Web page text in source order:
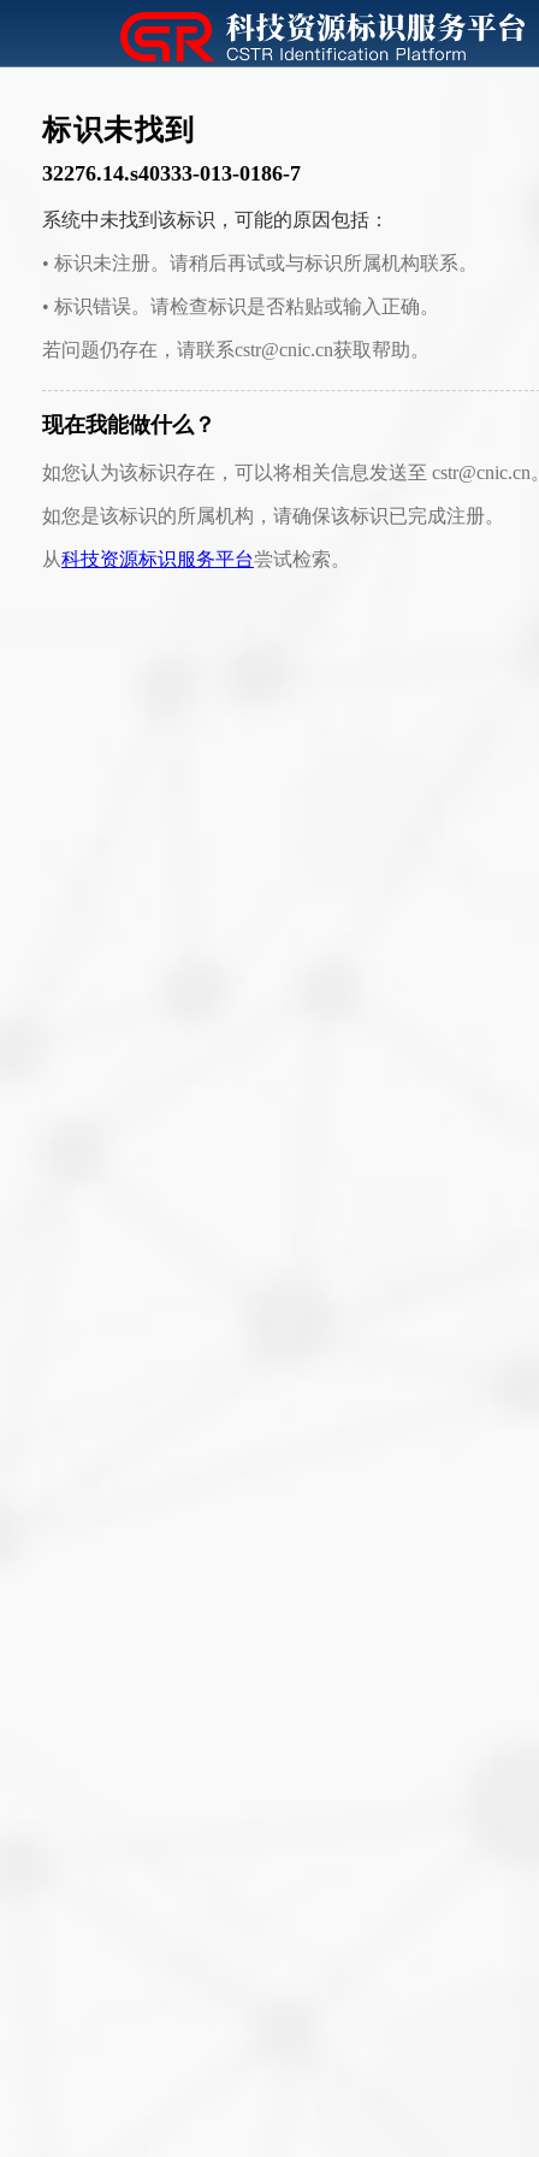
标识未找到
32276.14.s40333-013-0186-7
系统中未找到该标识，可能的原因包括：
• 标识未注册。请稍后再试或与标识所属机构联系。
• 标识错误。请检查标识是否粘贴或输入正确。
若问题仍存在，请联系cstr@cnic.cn获取帮助。
现在我能做什么？
如您认为该标识存在，可以将相关信息发送至 cstr@cnic.cn
如您是该标识的所属机构，请确保该标识已完成注册。
从科技资源标识服务平台尝试检索。